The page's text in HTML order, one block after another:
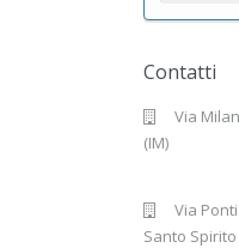
Contatti
Via
(IM)
Via
Santo Spirito